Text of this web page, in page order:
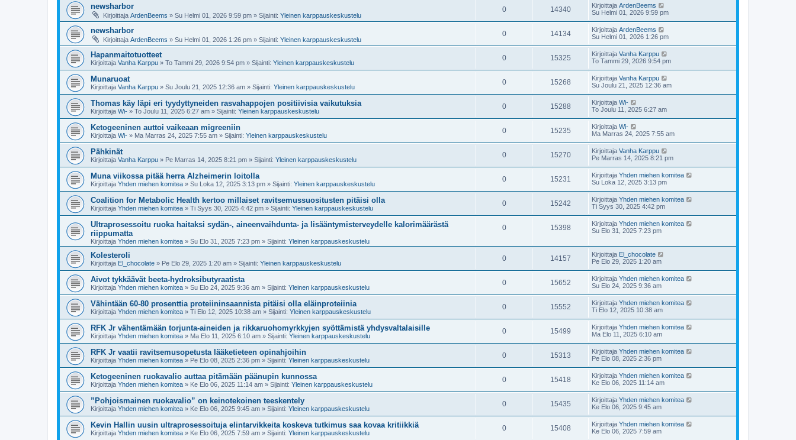
newsharbor
Kirjoittaja ArdenBeems » Su Helmi 01, 2026 9:59 pm » Sijainti: Yleinen karppauskeskustelu
0 14340 Kirjoittaja ArdenBeems
Su Helmi 01, 2026 9:59 pm
newsharbor
Kirjoittaja ArdenBeems » Su Helmi 01, 2026 1:26 pm » Sijainti: Yleinen karppauskeskustelu
0 14134 Kirjoittaja ArdenBeems
Su Helmi 01, 2026 1:26 pm
Hapanmaitotuotteet
Kirjoittaja Vanha Karppu » To Tammi 29, 2026 9:54 pm » Sijainti: Yleinen karppauskeskustelu
0 15325 Kirjoittaja Vanha Karppu
To Tammi 29, 2026 9:54 pm
Munaruoat
Kirjoittaja Vanha Karppu » Su Joulu 21, 2025 12:36 am » Sijainti: Yleinen karppauskeskustelu
0 15268 Kirjoittaja Vanha Karppu
Su Joulu 21, 2025 12:36 am
Thomas käy läpi eri tyydyttyneiden rasvahappojen positiivisia vaikutuksia
Kirjoittaja Wi- » To Joulu 11, 2025 6:27 am » Sijainti: Yleinen karppauskeskustelu
0 15288 Kirjoittaja Wi-
To Joulu 11, 2025 6:27 am
Ketogeeninen auttoi vaikeaan migreeniin
Kirjoittaja Wi- » Ma Marras 24, 2025 7:55 am » Sijainti: Yleinen karppauskeskustelu
0 15235 Kirjoittaja Wi-
Ma Marras 24, 2025 7:55 am
Pähkinät
Kirjoittaja Vanha Karppu » Pe Marras 14, 2025 8:21 pm » Sijainti: Yleinen karppauskeskustelu
0 15270 Kirjoittaja Vanha Karppu
Pe Marras 14, 2025 8:21 pm
Muna viikossa pitää herra Alzheimerin loitolla
Kirjoittaja Yhden miehen komitea » Su Loka 12, 2025 3:13 pm » Sijainti: Yleinen karppauskeskustelu
0 15231 Kirjoittaja Yhden miehen komitea
Su Loka 12, 2025 3:13 pm
Coalition for Metabolic Health kertoo millaiset ravitsemussuositusten pitäisi olla
Kirjoittaja Yhden miehen komitea » Ti Syys 30, 2025 4:42 pm » Sijainti: Yleinen karppauskeskustelu
0 15242 Kirjoittaja Yhden miehen komitea
Ti Syys 30, 2025 4:42 pm
Ultraprosessoitu ruoka haitaksi sydän-, aineenvaihdunta- ja lisääntymisterveydelle kalorimäärästä
riippumatta
Kirjoittaja Yhden miehen komitea » Su Elo 31, 2025 7:23 pm » Sijainti: Yleinen karppauskeskustelu
0 15398 Kirjoittaja Yhden miehen komitea
Su Elo 31, 2025 7:23 pm
Kolesteroli
Kirjoittaja El_chocolate » Pe Elo 29, 2025 1:20 am » Sijainti: Yleinen karppauskeskustelu
0 14157 Kirjoittaja El_chocolate
Pe Elo 29, 2025 1:20 am
Aivot tykkäävät beeta-hydroksibutyraatista
Kirjoittaja Yhden miehen komitea » Su Elo 24, 2025 9:36 am » Sijainti: Yleinen karppauskeskustelu
0 15652 Kirjoittaja Yhden miehen komitea
Su Elo 24, 2025 9:36 am
Vähintään 60-80 prosenttia proteiininsaannista pitäisi olla eläinproteiinia
Kirjoittaja Yhden miehen komitea » Ti Elo 12, 2025 10:38 am » Sijainti: Yleinen karppauskeskustelu
0 15552 Kirjoittaja Yhden miehen komitea
Ti Elo 12, 2025 10:38 am
RFK Jr vähentämään torjunta-aineiden ja rikkaruohomyrkkyjen syöttämistä yhdysvaltalaisille
Kirjoittaja Yhden miehen komitea » Ma Elo 11, 2025 6:10 am » Sijainti: Yleinen karppauskeskustelu
0 15499 Kirjoittaja Yhden miehen komitea
Ma Elo 11, 2025 6:10 am
RFK Jr vaatii ravitsemusopetusta lääketieteen opinahjoihin
Kirjoittaja Yhden miehen komitea » Pe Elo 08, 2025 2:36 pm » Sijainti: Yleinen karppauskeskustelu
0 15313 Kirjoittaja Yhden miehen komitea
Pe Elo 08, 2025 2:36 pm
Ketogeeninen ruokavalio auttaa pitämään päänupin kunnossa
Kirjoittaja Yhden miehen komitea » Ke Elo 06, 2025 11:14 am » Sijainti: Yleinen karppauskeskustelu
0 15418 Kirjoittaja Yhden miehen komitea
Ke Elo 06, 2025 11:14 am
”Pohjoismainen ruokavalio” on keinotekoinen teeskentely
Kirjoittaja Yhden miehen komitea » Ke Elo 06, 2025 9:45 am » Sijainti: Yleinen karppauskeskustelu
0 15435 Kirjoittaja Yhden miehen komitea
Ke Elo 06, 2025 9:45 am
Kevin Hallin uusin ultraprosessoituja elintarvikkeita koskeva tutkimus saa kovaa kritiikkiä
Kirjoittaja Yhden miehen komitea » Ke Elo 06, 2025 7:59 am » Sijainti: Yleinen karppauskeskustelu
0 15408 Kirjoittaja Yhden miehen komitea
Ke Elo 06, 2025 7:59 am